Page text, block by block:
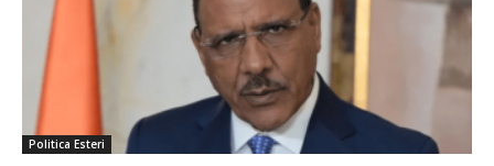
Politica Esteri